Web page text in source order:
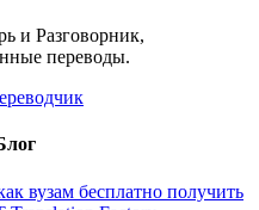
и Разговорник,
переводы.
вузам бесплатно получить